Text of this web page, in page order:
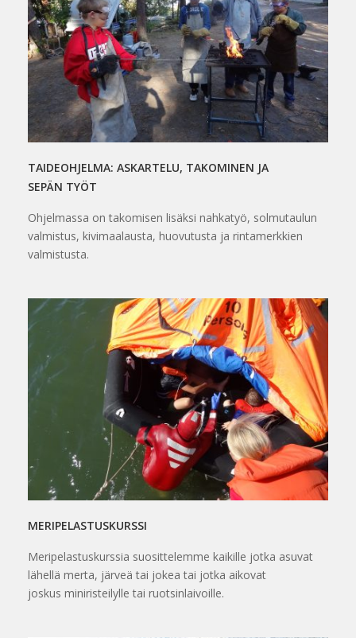
TAIDEOHJELMA: ASKARTELU, TAKOMINEN JA
SEPÄN TYÖT
Ohjelmassa on takomisen lisäksi nahkatyö, solmutaulun
valmistus, kivimaalausta, huovutusta ja rintamerkkien
valmistusta.
MERIPELASTUSKURSSI
Meripelastuskurssia suosittelemme kaikille jotka asuvat
lähellä merta, järveä tai jokea tai jotka aikovat
joskus miniristeilylle tai ruotsinlaivoille.